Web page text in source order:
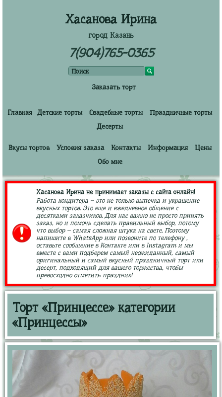
Хасанова Ирина
город Казань
7(904)765-0365
Заказать торт
Главная Детские торты Свадебные торты
Праздничные торты
Десерты
Вкусы тортов Условия заказа Контакты Информация
Цены
Обо мне
Хасанова Ирина не принимает заказы с сайта онлайн!
Работа кондитера – это не только выпечка и украшение
вкусных тортов. Это еще и ежедневное общение с
десятками заказчиков. Для нас важно не просто принять
заказ, но и помочь сделать правильный выбор, потому
что выбор – самая сложная штука на свете. Поэтому
напишите в WhatsApp или позвоните по телефону ,
оставьте сообщение в Контакте или в Instagram и мы
вместе с вами подберем самый неожиданный, самый
оригинальный и самый вкусный праздничный торт или
десерт, подходящий для вашего торжества, чтобы
превосходно отметить праздник!
Торт «Принцессе» категории
«Принцессы»